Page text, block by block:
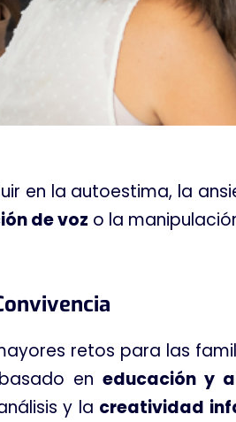
en la autoestima, la
de voz o la
retos para las
en educación y
y la creatividad